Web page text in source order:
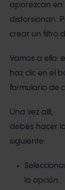
aparezcan en
distorsionan.
crear un filtro
Vamos a ello:
haz clic en el
formulario de
Una vez allí,
debes hacer lo
siguiente:
la opción